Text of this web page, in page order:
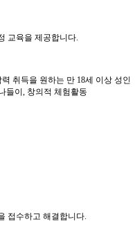
교육을 제공합니다.
취득을 원하는 만 18세 이상 성인
들이, 창의적 체험활동
접수하고 해결합니다.